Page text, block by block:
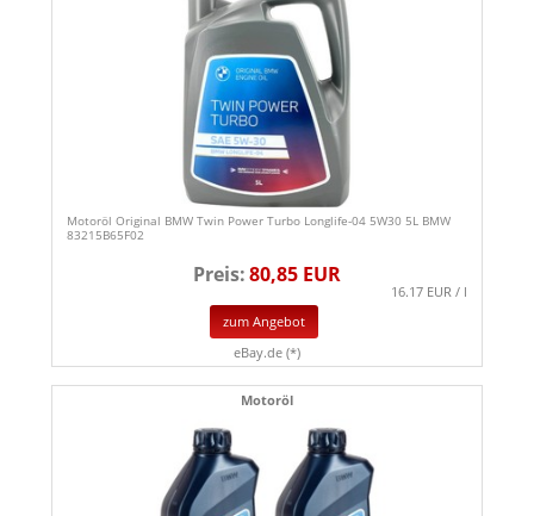
Motoröl Original BMW Twin Power Turbo Longlife-04 5W30 5L BMW
83215B65F02
Preis:80,85 EUR
16.17 EUR / l
zum Angebot
eBay.de (*)
Motoröl